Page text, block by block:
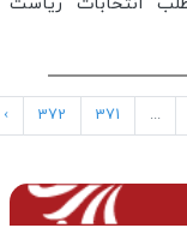
...
371
372
›